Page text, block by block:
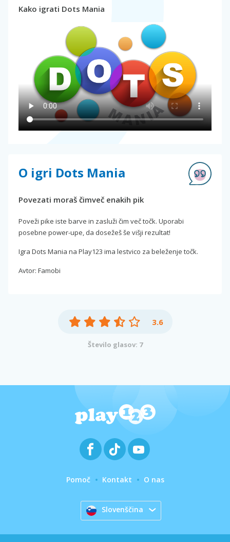
Kako igrati Dots Mania
O igri Dots Mania
Povezati moraš čimveč enakih pik
Poveži pike iste barve in zasluži čim več točk. Uporabi
posebne power-upe, da dosežeš še višji rezultat!
Igra Dots Mania na Play123 ima lestvico za beleženje točk.
Avtor: Famobi
3.6
Število glasov: 7
Pomoč Kontakt O nas
Slovenščina